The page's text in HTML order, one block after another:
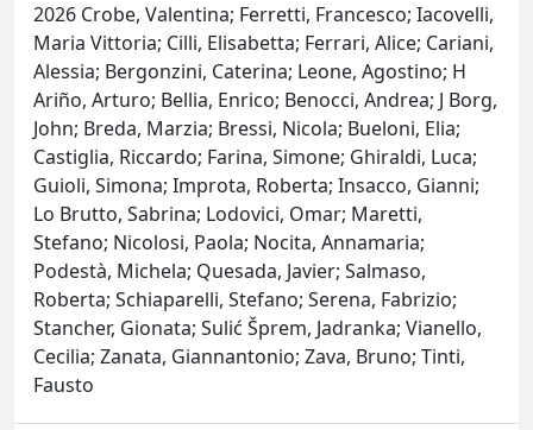
2026 Crobe, Valentina; Ferretti, Francesco; Iacovelli,
Maria Vittoria; Cilli, Elisabetta; Ferrari, Alice; Cariani,
Alessia; Bergonzini, Caterina; Leone, Agostino; H
Ariño, Arturo; Bellia, Enrico; Benocci, Andrea; J Borg,
John; Breda, Marzia; Bressi, Nicola; Bueloni, Elia;
Castiglia, Riccardo; Farina, Simone; Ghiraldi, Luca;
Guioli, Simona; Improta, Roberta; Insacco, Gianni;
Lo Brutto, Sabrina; Lodovici, Omar; Maretti,
Stefano; Nicolosi, Paola; Nocita, Annamaria;
Podestà, Michela; Quesada, Javier; Salmaso,
Roberta; Schiaparelli, Stefano; Serena, Fabrizio;
Stancher, Gionata; Sulić Šprem, Jadranka; Vianello,
Cecilia; Zanata, Giannantonio; Zava, Bruno; Tinti,
Fausto